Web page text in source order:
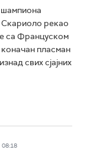
рекао
са Француском
пласман
свих сјајних